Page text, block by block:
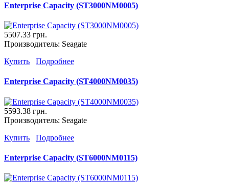
Enterprise Capacity (ST3000NM0005)
5507.33 грн.
Производитель: Seagate
Купить
Подробнее
Enterprise Capacity (ST4000NM0035)
5593.38 грн.
Производитель: Seagate
Купить
Подробнее
Enterprise Capacity (ST6000NM0115)